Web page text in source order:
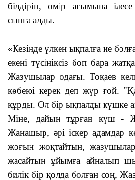
білдіріп, өмір ағымына
сынға алды.
«Кезінде үлкен ықпалға ие
екені түсініксіз боп бара
Жазушылар одағы.Тоқаев
көбеюі керек деп жүр ғой.
құрды. Ол бір ықпалды күшке
Міне, дайын тұрған күш -
Жанашыр, әрі іскер адамдар
жоғын жоқтайтын,
жасайтын ұйымға айналып
билік бір қолда болған соң,